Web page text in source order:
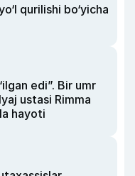
qurilishi bo‘yicha
edi”. Bir umr
ustasi Rimma
hayoti